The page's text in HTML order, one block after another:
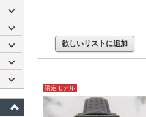
欲しいリストに追加
限定モデル